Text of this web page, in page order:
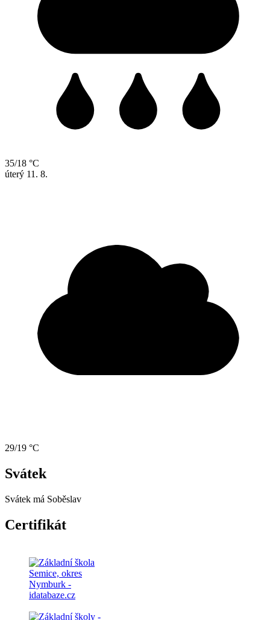
35/18 °C
úterý 11. 8.
29/19 °C
Svátek
Svátek má Soběslav
Certifikát